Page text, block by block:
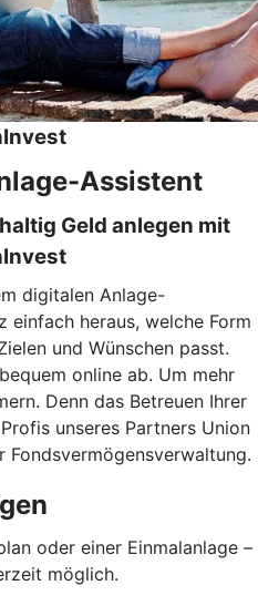
Assistent
Geld anlegen mit
digitalen Anlage-
einfach heraus, welche Form
und Wünschen passt.
online ab. Um mehr
Denn das Betreuen Ihrer
unseres Partners Union
Fondsvermögensverwaltung.
oder einer Einmalanlage –
möglich.